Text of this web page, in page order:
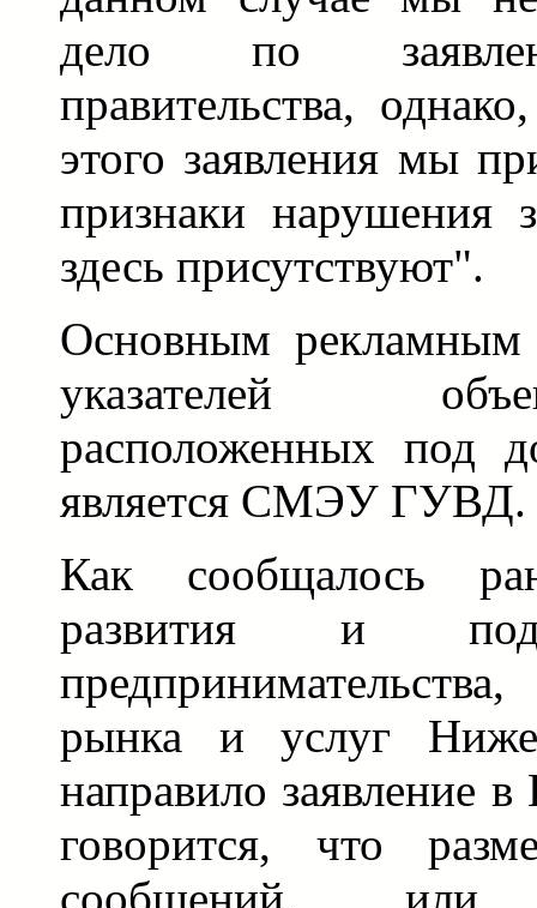
дело по
правительства,
этого заявления мы
признаки нарушения
здесь присутствуют".
Основным рекламным
указателей
расположенных под
является СМЭУ ГУВД.
Как сообщалось
развития и
рынка и услуг
направило заявление
говорится, что